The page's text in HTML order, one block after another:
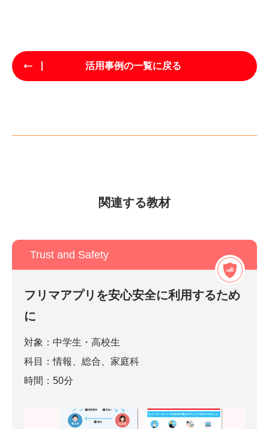
活用事例の一覧に戻る
関連する教材
Trust and Safety
フリマアプリを安心安全に利用するため
に
対象：中学生・高校生
科目：情報、総合、家庭科
時間：50分